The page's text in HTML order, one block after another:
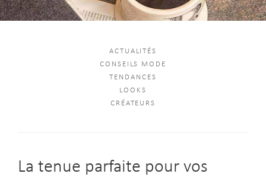
ACTUALITÉS
CONSEILS MODE
TENDANCES
LOOKS
CRÉATEURS
La tenue parfaite pour vos